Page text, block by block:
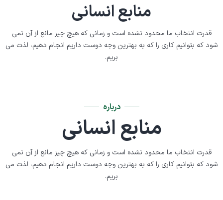
منابع انسانی
قدرت انتخاب ما محدود نشده است و زمانی که هیچ چیز مانع از آن نمی
شود که بتوانیم کاری را که به بهترین وجه دوست داریم انجام دهیم، لذت می
بریم.
درباره
منابع انسانی
قدرت انتخاب ما محدود نشده است و زمانی که هیچ چیز مانع از آن نمی
شود که بتوانیم کاری را که به بهترین وجه دوست داریم انجام دهیم، لذت می
بریم.